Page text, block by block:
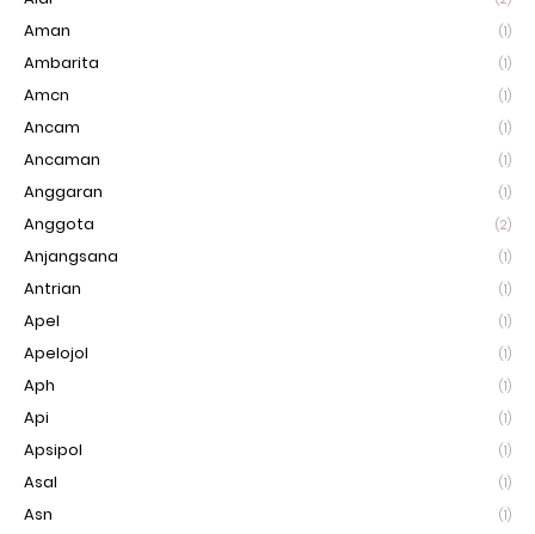
Aman (1)
Ambarita (1)
Amcn (1)
Ancam (1)
Ancaman (1)
Anggaran (1)
Anggota (2)
Anjangsana (1)
Antrian (1)
Apel (1)
Apelojol (1)
Aph (1)
Api (1)
Apsipol (1)
Asal (1)
Asn (1)